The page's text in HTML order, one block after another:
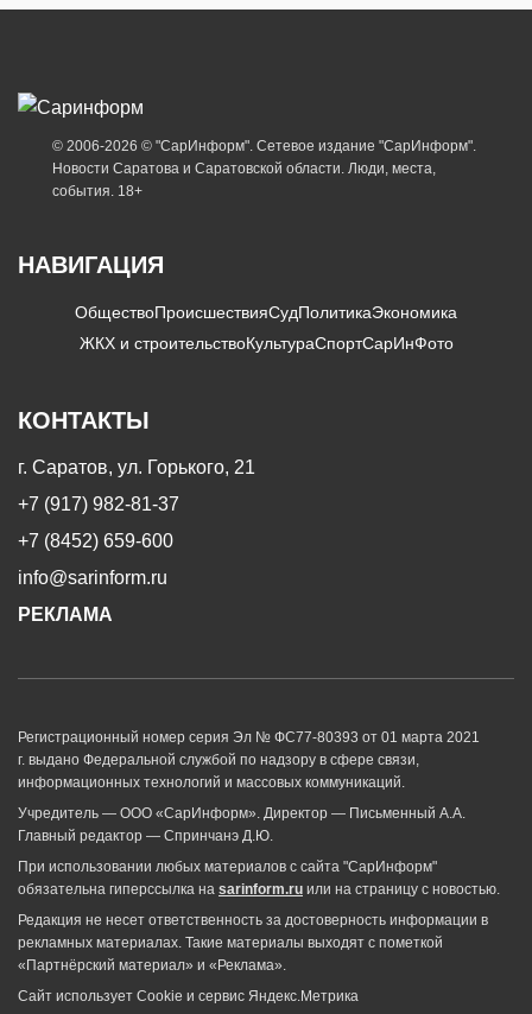
© 2006-2026 © "СарИнформ". Сетевое издание "СарИнформ".
Новости Саратова и Саратовской области. Люди, места,
события. 18+
НАВИГАЦИЯ
ОбществоПроисшествияСудПолитикаЭкономика
ЖКХ и строительствоКультураСпортСарИнФото
КОНТАКТЫ
г. Саратов, ул. Горького, 21
+7 (917) 982-81-37
+7 (8452) 659-600
info@sarinform.ru
РЕКЛАМА
Регистрационный номер серия Эл № ФС77-80393 от 01 марта 2021
г. выдано Федеральной службой по надзору в сфере связи,
информационных технологий и массовых коммуникаций.
Учредитель — ООО «СарИнформ». Директор — Письменный А.А.
Главный редактор — Спринчанэ Д.Ю.
При использовании любых материалов с сайта "СарИнформ"
обязательна гиперссылка на sarinform.ru или на страницу с новостью.
Редакция не несет ответственность за достоверность информации в
рекламных материалах. Такие материалы выходят с пометкой
«Партнёрский материал» и «Реклама».
Сайт использует Cookie и сервиc Яндекс.Метрика